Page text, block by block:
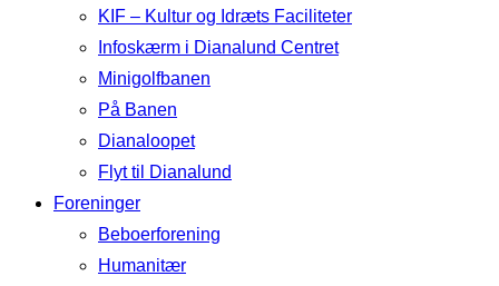
KIF – Kultur og Idræts Faciliteter
Infoskærm i Dianalund Centret
Minigolfbanen
På Banen
Dianaloopet
Flyt til Dianalund
Foreninger
Beboerforening
Humanitær